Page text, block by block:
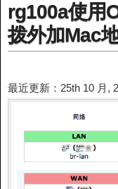
rg100a使用
拨外加Mac
最近更新：25th 10 月,